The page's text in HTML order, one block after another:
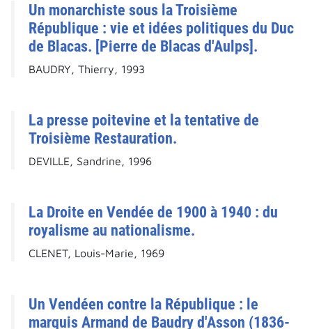
Un monarchiste sous la Troisième
République : vie et idées politiques du Duc
de Blacas. [Pierre de Blacas d'Aulps].
BAUDRY, Thierry, 1993
La presse poitevine et la tentative de
Troisième Restauration.
DEVILLE, Sandrine, 1996
La Droite en Vendée de 1900 à 1940 : du
royalisme au nationalisme.
CLENET, Louis-Marie, 1969
Un Vendéen contre la République : le
marquis Armand de Baudry d'Asson (1836-